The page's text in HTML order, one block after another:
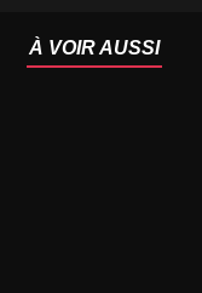
À VOIR AUSSI